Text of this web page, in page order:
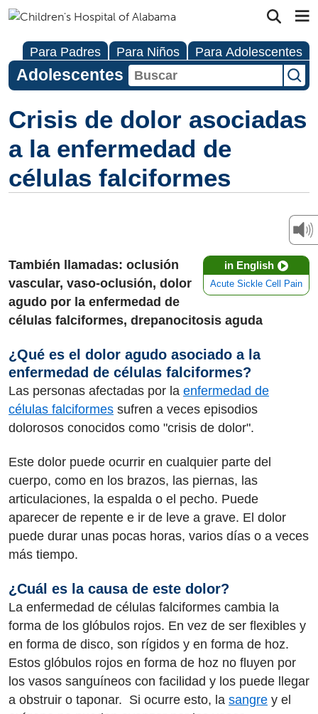
Para Padres Para Niños Para Adolescentes
Adolescentes
Crisis de dolor asociadas
a la enfermedad de
células falciformes
in English
Acute Sickle Cell Pain
También llamadas: oclusión
vascular, vaso-oclusión, dolor
agudo por la enfermedad de
células falciformes, drepanocitosis aguda
¿Qué es el dolor agudo asociado a la
enfermedad de células falciformes?
Las personas afectadas por la enfermedad de
células falciformes sufren a veces episodios
dolorosos conocidos como "crisis de dolor".
Este dolor puede ocurrir en cualquier parte del
cuerpo, como en los brazos, las piernas, las
articulaciones, la espalda o el pecho. Puede
aparecer de repente e ir de leve a grave. El dolor
puede durar unas pocas horas, varios días o a veces
más tiempo.
¿Cuál es la causa de este dolor?
La enfermedad de células falciformes cambia la
forma de los glóbulos rojos. En vez de ser flexibles y
en forma de disco, son rígidos y en forma de hoz.
Estos glóbulos rojos en forma de hoz no fluyen por
los vasos sanguíneos con facilidad y los puede llegar
a obstruir o taponar. Si ocurre esto, la sangre y el